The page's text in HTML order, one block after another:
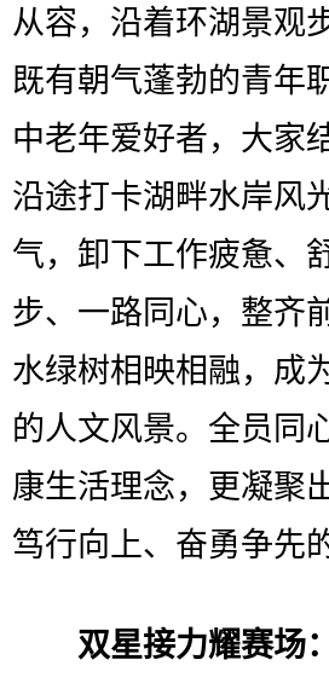
从容，沿着环湖景观
既有朝气蓬勃的青年
中老年爱好者，大家
沿途打卡湖畔水岸风
气，卸下工作疲惫、
步、一路同心，整齐
水绿树相映相融，成
的人文风景。全员同
康生活理念，更凝聚
笃行向上、奋勇争先
双星接力耀赛场